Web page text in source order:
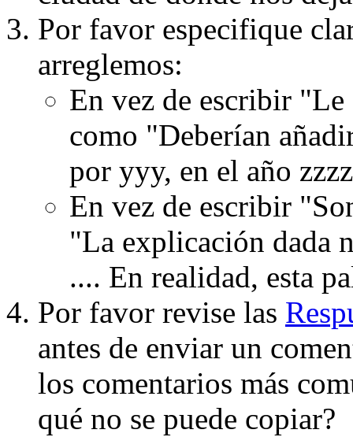
Por favor especifique
arreglemos:
En vez de escribir
como "Deberían
por yyy, en el año
En vez de escribir
"La explicación dada
.... En realidad, esta
Por favor revise las
antes de enviar un
los comentarios más
qué no se puede copiar?